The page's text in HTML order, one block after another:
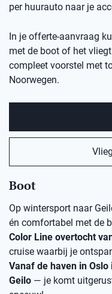
per huurauto naar je
In je offerte-aanvraag
met de boot of het
compleet voorstel met
Noorwegen.
Boot
Op wintersport naar
én comfortabel met de
Color Line overtocht
cruise waarbij je
Vanaf de haven in
Geilo — je komt